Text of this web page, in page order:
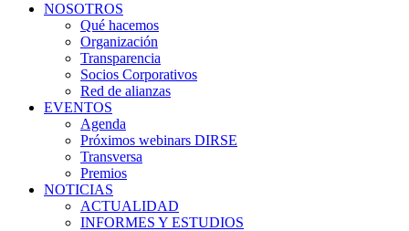
NOSOTROS
Qué hacemos
Organización
Transparencia
Socios Corporativos
Red de alianzas
EVENTOS
Agenda
Próximos webinars DIRSE
Transversa
Premios
NOTICIAS
ACTUALIDAD
INFORMES Y ESTUDIOS